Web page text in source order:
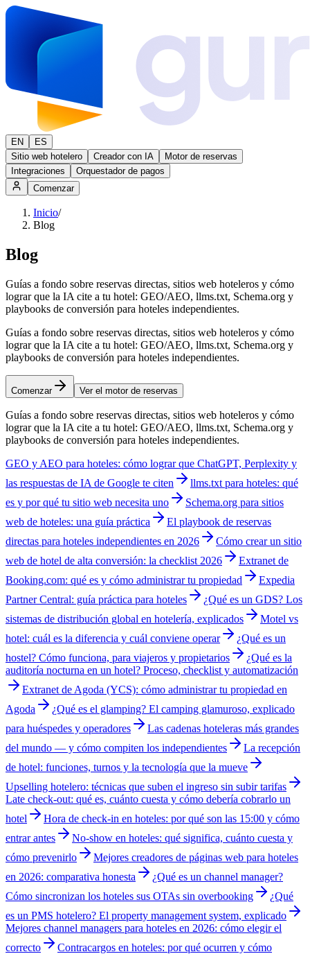
EN
ES
Sitio web hotelero
Creador con IA
Motor de reservas
Integraciones
Orquestador de pagos
Comenzar
Inicio/
Blog
Blog
Guías a fondo sobre reservas directas, sitios web hoteleros y cómo
lograr que la IA cite a tu hotel: GEO/AEO, llms.txt, Schema.org y
playbooks de conversión para hoteles independientes.
Guías a fondo sobre reservas directas, sitios web hoteleros y cómo
lograr que la IA cite a tu hotel: GEO/AEO, llms.txt, Schema.org y
playbooks de conversión para hoteles independientes.
Comenzar Ver el motor de reservas
Guías a fondo sobre reservas directas, sitios web hoteleros y cómo
lograr que la IA cite a tu hotel: GEO/AEO, llms.txt, Schema.org y
playbooks de conversión para hoteles independientes.
GEO y AEO para hoteles: cómo lograr que ChatGPT, Perplexity y
las respuestas de IA de Google te citen
llms.txt para hoteles: qué
es y por qué tu sitio web necesita uno
Schema.org para sitios
web de hoteles: una guía práctica
El playbook de reservas
directas para hoteles independientes en 2026
Cómo crear un sitio
web de hotel de alta conversión: la checklist 2026
Extranet de
Booking.com: qué es y cómo administrar tu propiedad
Expedia
Partner Central: guía práctica para hoteles
¿Qué es un GDS? Los
sistemas de distribución global en hotelería, explicados
Motel vs
hotel: cuál es la diferencia y cuál conviene operar
¿Qué es un
hostel? Cómo funciona, para viajeros y propietarios
¿Qué es la
auditoría nocturna en un hotel? Proceso, checklist y automatización
Extranet de Agoda (YCS): cómo administrar tu propiedad en
Agoda
¿Qué es el glamping? El camping glamuroso, explicado
para huéspedes y operadores
Las cadenas hoteleras más grandes
del mundo — y cómo compiten los independientes
La recepción
de hotel: funciones, turnos y la tecnología que la mueve
Upselling hotelero: técnicas que suben el ingreso sin subir tarifas
Late check-out: qué es, cuánto cuesta y cómo debería cobrarlo un
hotel
Hora de check-in en hoteles: por qué son las 15:00 y cómo
entrar antes
No-show en hoteles: qué significa, cuánto cuesta y
cómo prevenirlo
Mejores creadores de páginas web para hoteles
en 2026: comparativa honesta
¿Qué es un channel manager?
Cómo sincronizan los hoteles sus OTAs sin overbooking
¿Qué
es un PMS hotelero? El property management system, explicado
Mejores channel managers para hoteles en 2026: cómo elegir el
correcto
Contracargos en hoteles: por qué ocurren y cómo